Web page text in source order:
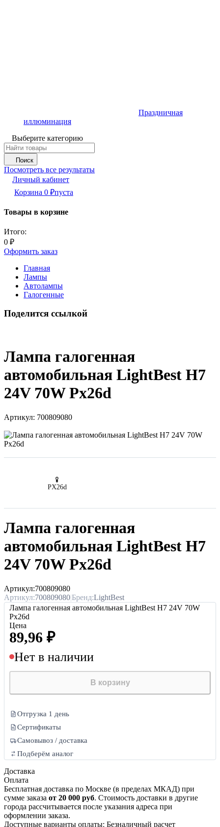
Праздничная
иллюминация
Выберите категорию
Поиск
Посмотреть все результаты
Личный кабинет
Корзина 0 ₽пуста
Товары в корзине
Итого:
0 ₽
Оформить заказ
Главная
Лампы
Автолампы
Галогенные
Поделится ссылкой
Лампа галогенная
автомобильная LightBest H7
24V 70W Px26d
Артикул: 700809080
PX26d
Лампа галогенная
автомобильная LightBest H7
24V 70W Px26d
Артикул:700809080
Артикул:700809080|Бренд:LightBest
Лампа галогенная автомобильная LightBest H7 24V 70W
Px26d
Цена
89,96 ₽
Нет в наличии
В корзину
Отгрузка 1 день
Сертификаты
Самовывоз / доставка
Подберём аналог
Доставка
Оплата
Бесплатная доставка по Москве (в пределах МКАД) при
сумме заказа от 20 000 руб. Стоимость доставки в другие
города рассчитывается после указания адреса при
оформлении заказа.
Доступные варианты оплаты: Безналичный расчет